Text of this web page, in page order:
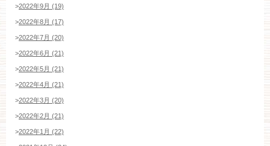
>2022年9月 (19)
>2022年8月 (17)
>2022年7月 (20)
>2022年6月 (21)
>2022年5月 (21)
>2022年4月 (21)
>2022年3月 (20)
>2022年2月 (21)
>2022年1月 (22)
ブライダルフェア・見学ご希望のお客様
平日 12：00〜20：00